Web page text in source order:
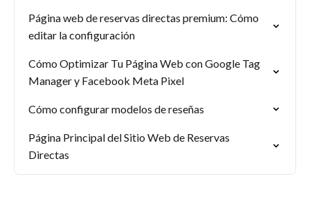
Página web de reservas directas premium: Cómo
editar la configuración
Cómo Optimizar Tu Página Web con Google Tag
Manager y Facebook Meta Pixel
Cómo configurar modelos de reseñas
Página Principal del Sitio Web de Reservas
Directas